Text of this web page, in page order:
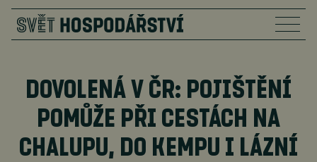
DOVOLENÁ V ČR: POJIŠTĚNÍ
POMŮŽE PŘI CESTÁCH NA
CHALUPU, DO KEMPU I LÁZNÍ